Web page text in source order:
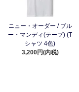
ニュー・オーダー / ブル
ー・マンディ(テープ) (T
シャツ 4色)
3,200円(内税)